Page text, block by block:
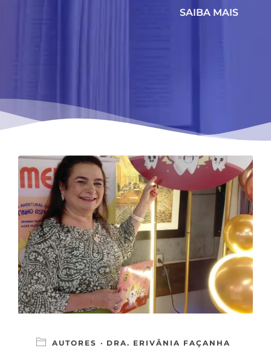
SAIBA MAIS
Últimas postagens do Blog
AUTORES · DRA. ERIVÂNIA FAÇANHA